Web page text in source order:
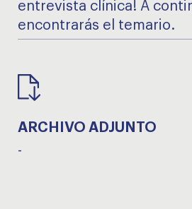
entrevista clínica! A
encontrarás el temario.
ARCHIVO ADJUNTO
-